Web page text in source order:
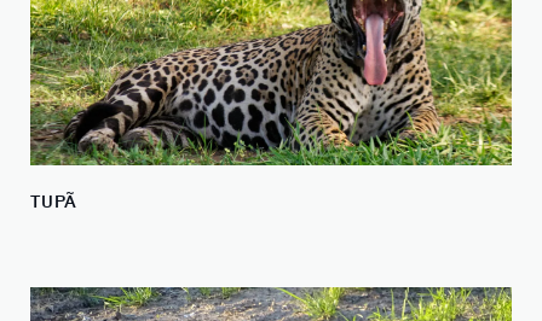
TUPÃ